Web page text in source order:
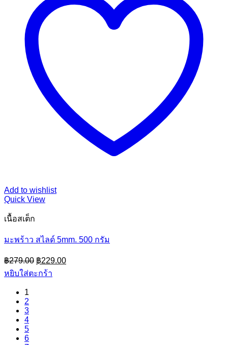
Add to wishlist
Quick View
เนื้อสเต็ก
มะพร้าว สไลด์ 5mm. 500 กรัม
฿279.00 Original
price
was:
฿229.00Current
price
หยิบใส่ตะกร้า
1
2
3
4
5
6